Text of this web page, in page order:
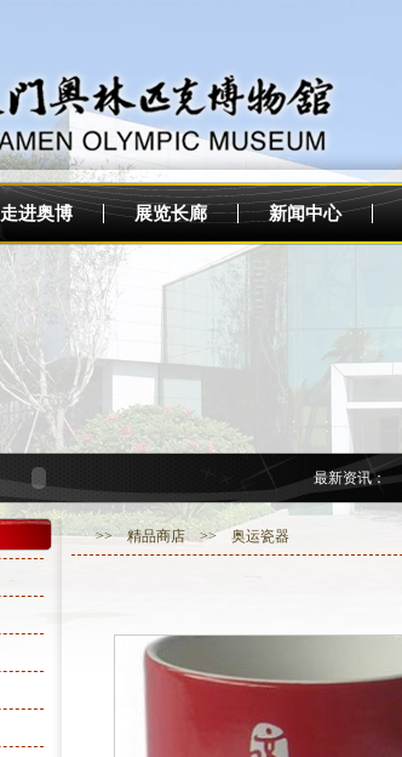
走进奥博 展览长廊 新闻中心
最新资讯：
>>精品商店>> 奥运瓷器